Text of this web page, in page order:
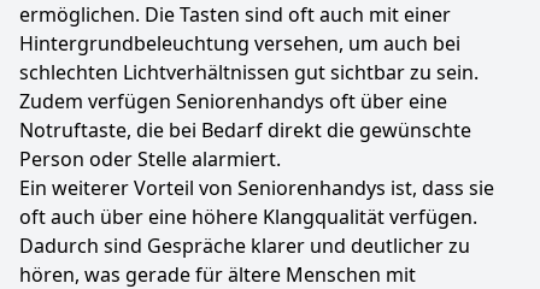
ermöglichen. Die Tasten sind oft auch mit einer
Hintergrundbeleuchtung versehen, um auch bei
schlechten Lichtverhältnissen gut sichtbar zu sein.
Zudem verfügen Seniorenhandys oft über eine
Notruftaste, die bei Bedarf direkt die gewünschte
Person oder Stelle alarmiert.
Ein weiterer Vorteil von Seniorenhandys ist, dass sie
oft auch über eine höhere Klangqualität verfügen.
Dadurch sind Gespräche klarer und deutlicher zu
hören, was gerade für ältere Menschen mit